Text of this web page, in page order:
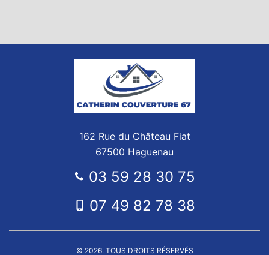
162 Rue du Château Fiat
67500 Haguenau
03 59 28 30 75
07 49 82 78 38
© 2026. TOUS DROITS RÉSERVÉS